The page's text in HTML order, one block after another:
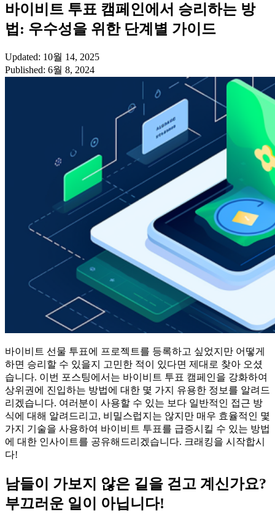
바이비트 투표 캠페인에서 승리하는 방
법: 우수성을 위한 단계별 가이드
Updated: 10월 14, 2025
Published: 6월 8, 2024
바이비트 선물 투표에 프로젝트를 등록하고 싶었지만 어떻게
하면 승리할 수 있을지 고민한 적이 있다면 제대로 찾아 오셨
습니다. 이번 포스팅에서는 바이비트 투표 캠페인을 강화하여
상위권에 진입하는 방법에 대한 몇 가지 유용한 정보를 알려드
리겠습니다. 여러분이 사용할 수 있는 보다 일반적인 접근 방
식에 대해 알려드리고, 비밀스럽지는 않지만 매우 효율적인 몇
가지 기술을 사용하여 바이비트 투표를 급증시킬 수 있는 방법
에 대한 인사이트를 공유해드리겠습니다. 크래킹을 시작합시
다!
남들이 가보지 않은 길을 걷고 계신가요?
부끄러운 일이 아닙니다!